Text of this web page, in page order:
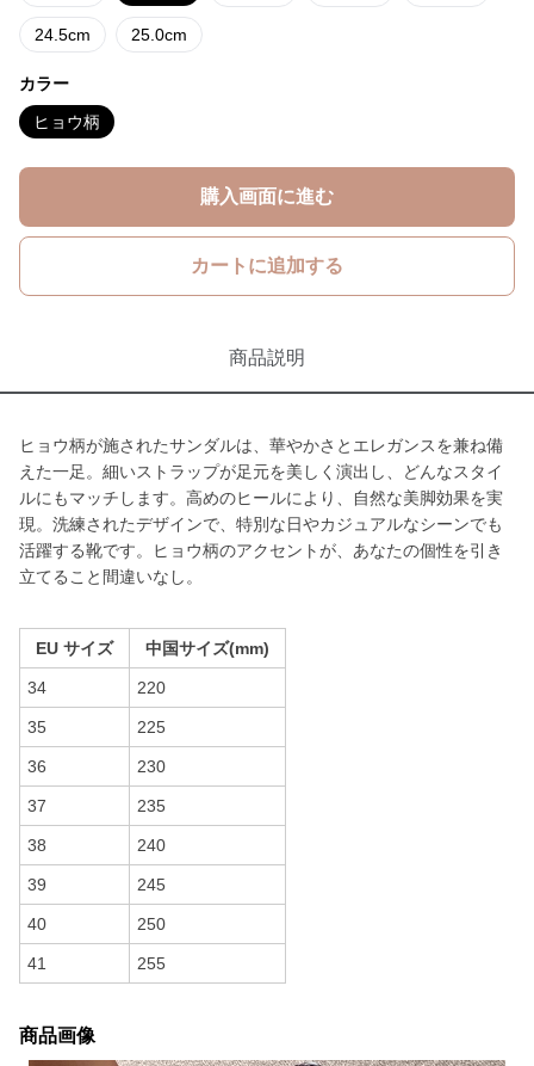
24.5cm 25.0cm
カラー
ヒョウ柄
購入画面に進む
カートに追加する
商品説明
ヒョウ柄が施されたサンダルは、華やかさとエレガンスを兼ね備
えた一足。細いストラップが足元を美しく演出し、どんなスタイ
ルにもマッチします。高めのヒールにより、自然な美脚効果を実
現。洗練されたデザインで、特別な日やカジュアルなシーンでも
活躍する靴です。ヒョウ柄のアクセントが、あなたの個性を引き
立てること間違いなし。
EU サイズ 中国サイズ(mm)
34 220
35 225
36 230
37 235
38 240
39 245
40 250
41 255
商品画像